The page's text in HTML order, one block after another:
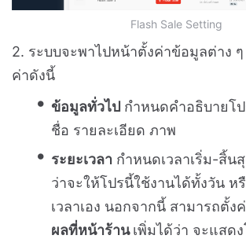
Flash Sale Setting
2. ระบบจะพาไปหน้าตั้งค่าข้อมูลต่าง
ค่าดังนี้
ข้อมูลทั่วไป กำหนดคำอธิบายโ
ชื่อ รายละเอียด ภาพ
ระยะเวลา กำหนดเวลาเริ่ม-สิ้น
ว่าจะให้โปรนี้ใช้งานได้ทั้งวัน ห
เวลาเอง นอกจากนี้ สามารถตั้ง
ผลที่หน้าร้านเพิ่มได้ว่า จะแสด